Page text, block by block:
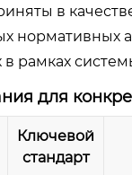
в
нормативных
в рамках
для
Ключевой
стандарт